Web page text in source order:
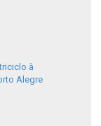
à
Alegre